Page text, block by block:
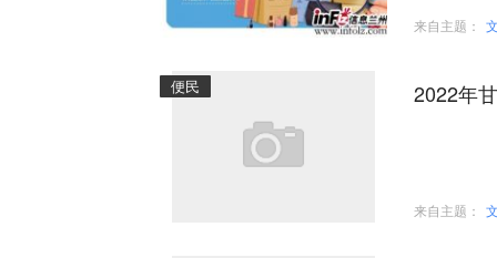
来自主题：
便民 2022年
来自主题：